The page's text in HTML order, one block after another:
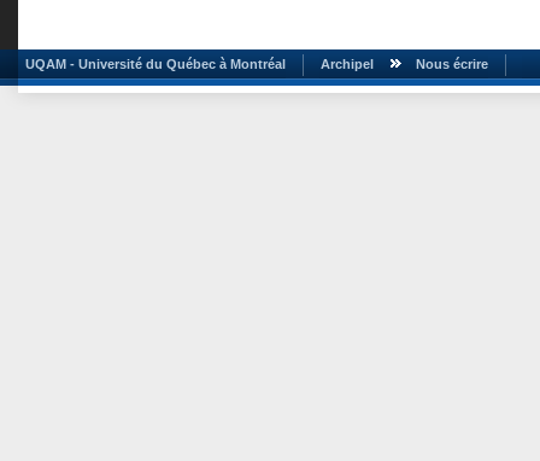
UQAM - Université du Québec à Montréal Archipel Nous écrire